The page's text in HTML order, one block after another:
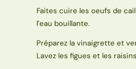
Faites cuire les oeufs de
l’eau bouillante.
Préparez la vinaigrette et
Lavez les figues et les